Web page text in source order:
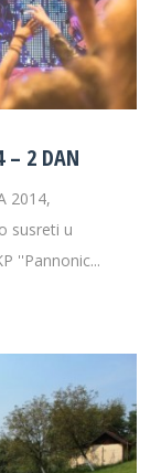
– 2 DAN
2014,
susreti u
''Pannonic...